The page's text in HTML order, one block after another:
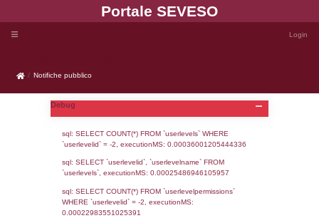
Portale
Notifiche pubblico
Notifiche pubblico
Debug
sql: SELECT COUNT(*) FROM `userlevels`